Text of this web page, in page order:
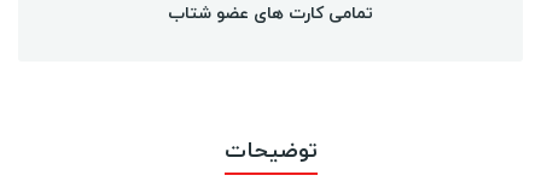
تمامی کارت های عضو شتاب
توضیحات